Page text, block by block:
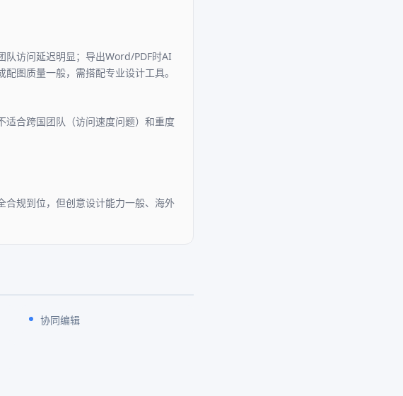
队访问延迟明显；导出Word/PDF时AI
图质量一般，需搭配专业设计工具。
适合跨国团队（访问速度问题）和重度
合规到位，但创意设计能力一般、海外
协同编辑